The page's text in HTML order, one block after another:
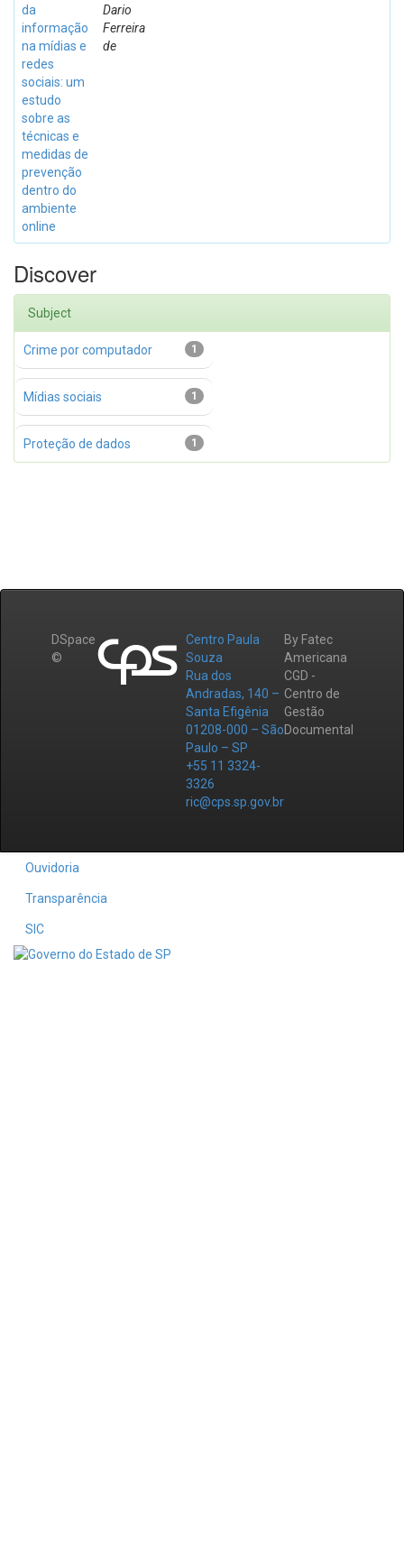
da
informação
na mídias e
redes
sociais: um
estudo
sobre as
técnicas e
medidas de
prevenção
dentro do
ambiente
online
Dario
Ferreira
de
Discover
Subject
1
Crime por computador
1
Mídias sociais
1
Proteção de dados
DSpace
©
Centro Paula
Souza
Rua dos
Andradas, 140 –
Santa Efigênia
01208-000 – São
Paulo – SP
+55 11 3324-
3326
ric@cps.sp.gov.br
By Fatec
Americana
CGD -
Centro de
Gestão
Documental
Ouvidoria
Transparência
SIC